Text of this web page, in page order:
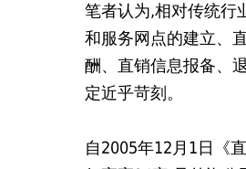
笔者认为,相对传统行
和服务网点的建立、
酬、直销信息报备、
定近乎苛刻。
自2005年12月1日《